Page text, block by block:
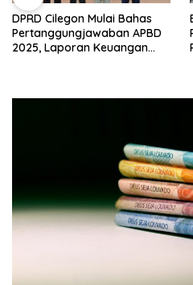
DPRD Cilegon Mulai Bahas
Pertanggungjawaban APBD
2025, Laporan Keuangan